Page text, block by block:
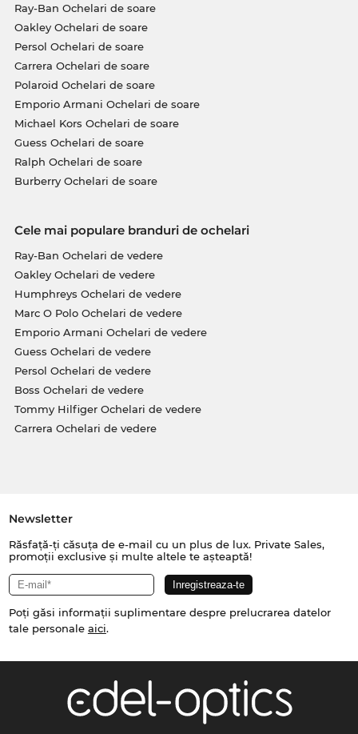
Ray-Ban Ochelari de soare
Oakley Ochelari de soare
Persol Ochelari de soare
Carrera Ochelari de soare
Polaroid Ochelari de soare
Emporio Armani Ochelari de soare
Michael Kors Ochelari de soare
Guess Ochelari de soare
Ralph Ochelari de soare
Burberry Ochelari de soare
Cele mai populare branduri de ochelari
Ray-Ban Ochelari de vedere
Oakley Ochelari de vedere
Humphreys Ochelari de vedere
Marc O Polo Ochelari de vedere
Emporio Armani Ochelari de vedere
Guess Ochelari de vedere
Persol Ochelari de vedere
Boss Ochelari de vedere
Tommy Hilfiger Ochelari de vedere
Carrera Ochelari de vedere
Newsletter
Răsfață-ți căsuța de e-mail cu un plus de lux. Private Sales,
promoții exclusive și multe altele te așteaptă!
Poți găsi informații suplimentare despre prelucrarea datelor
tale personale aici.